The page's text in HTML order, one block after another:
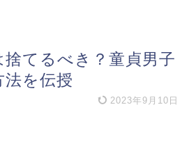
てるべき？童貞男子
法を伝授
2023年9月10日